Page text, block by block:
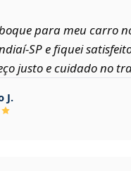
para meu carro
e fiquei
justo e cuidado no
J.